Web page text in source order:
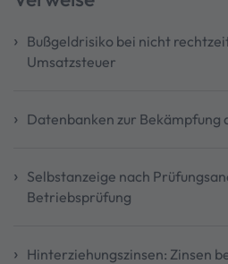
Bußgeldrisiko bei nicht
Umsatzsteuer
Datenbanken zur Bekämpfung
Selbstanzeige nach
Betriebsprüfung
Hinterziehungszinsen: Zinsen